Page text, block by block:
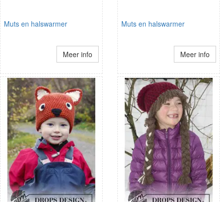
Muts en halswarmer
Meer info
Muts en halswarmer
Meer info